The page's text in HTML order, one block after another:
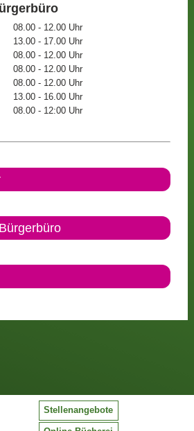
08.00 - 12.00 Uhr
13.00 - 17.00 Uhr
08.00 - 12.00 Uhr
08.00 - 12.00 Uhr
08.00 - 12.00 Uhr
13.00 - 16.00 Uhr
08.00 - 12:00 Uhr
Stellenangebote